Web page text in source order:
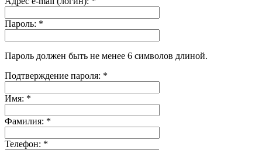
Пароль: *
Пароль должен быть не менее 6 символов длиной.
Подтверждение пароля: *
Имя: *
Фамилия: *
Телефон: *